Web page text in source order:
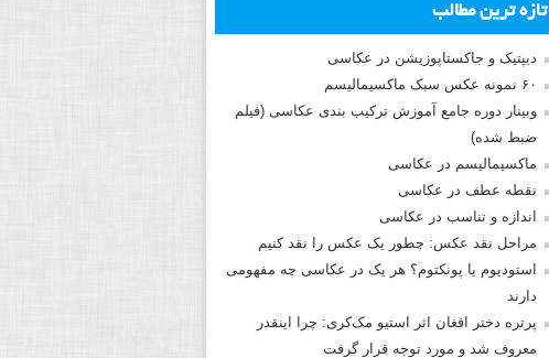
تازه ترین مطالب
دیپتیک و جاکستا‌پوزیشن در عکاسی
۶۰ نمونه عکس سبک ماکسیمالیسم
وبینار دوره جامع آموزش ترکیب بندی عکاسی (فیلم
ضبط شده)
ماکسیمالیسم در عکاسی
نقطه عطف در عکاسی
اندازه و تناسب در عکاسی
مراحل نقد عکس: چطور یک عکس را نقد کنیم
استودیوم یا پونکتوم؟ هر یک در عکاسی چه مفهومی
دارند
پرتره دختر افغان اثر استیو مک‌کری: چرا اینقدر
معروف شد و مورد توجه قرار گرفت